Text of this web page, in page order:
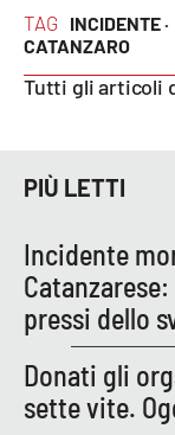
Cultura
Economia e
Sanità
Società
Sport
RUBRICHE
TAG INCIDENTE ·
CATANZARO
Tutti gli articoli
PIÙ LETTI
Incidente
pressi dello
Donati gli
sette vite.